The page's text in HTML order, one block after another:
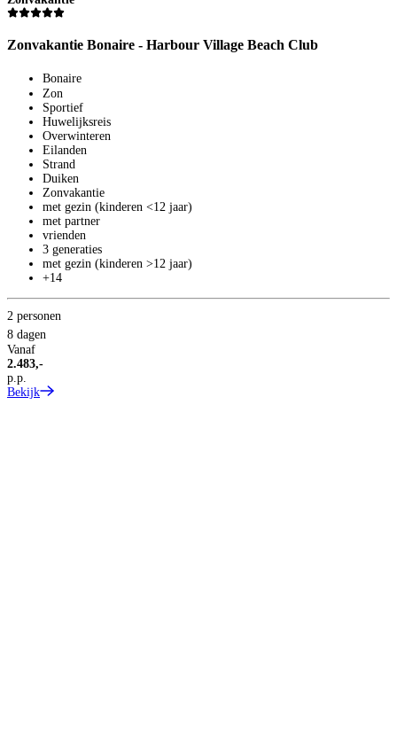
Zonvakantie Bonaire - Harbour Village Beach Club
Bonaire
Zon
Sportief
Huwelijksreis
Overwinteren
Eilanden
Strand
Duiken
Zonvakantie
met gezin (kinderen <12 jaar)
met partner
vrienden
3 generaties
met gezin (kinderen >12 jaar)
+14
2 personen
8 dagen
Vanaf
2.483,-
p.p.
Bekijk